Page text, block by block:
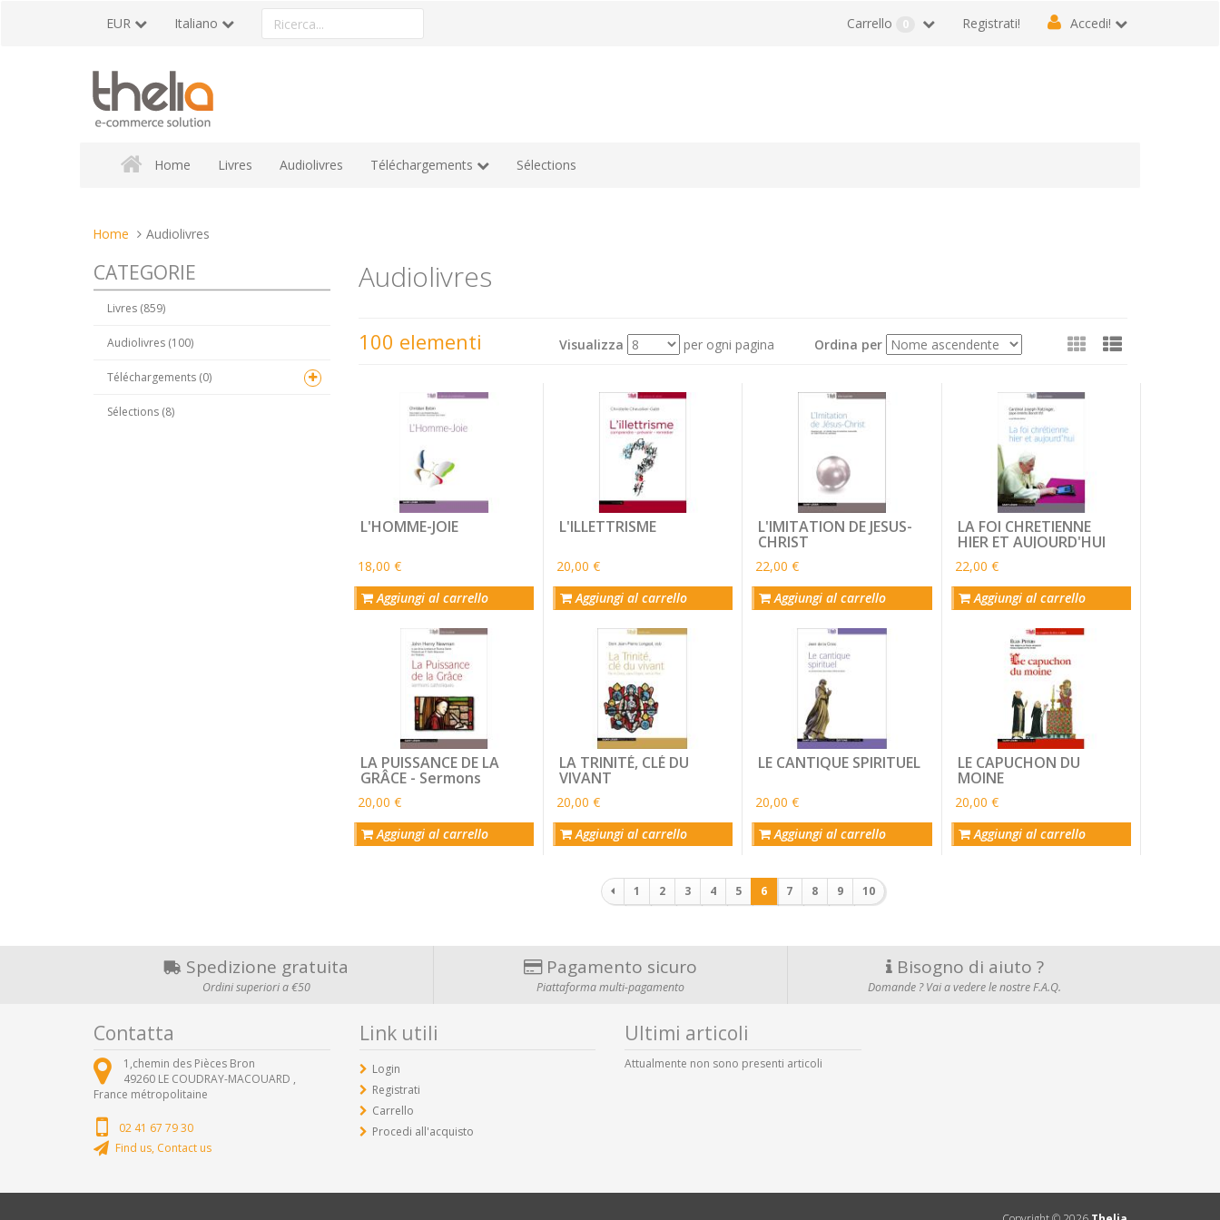
EUR Italiano
Ricerca
un
Registrati! Accedi!
Carrello 0
Home Livres Audiolivres Téléchargements Sélections
Tu
qui:
Home Audiolivres
Audiolivres
100 elementi Visualizza per ogni pagina Ordina per Mostra
L'HOMME-JOIE
18,00 €
Aggiungi al carrello
L'ILLETTRISME
20,00 €
Aggiungi al carrello
L'IMITATION DE JESUS-
CHRIST
22,00 €
Aggiungi al carrello
LA FOI CHRETIENNE
HIER ET AUJOURD'HUI
22,00 €
Aggiungi al carrello
LA PUISSANCE DE LA
GRÂCE - Sermons
catholiques
20,00 €
Aggiungi al carrello
LA TRINITÉ, CLÉ DU
VIVANT
20,00 €
Aggiungi al carrello
LE CANTIQUE SPIRITUEL
20,00 €
Aggiungi al carrello
LE CAPUCHON DU
MOINE
20,00 €
Aggiungi al carrello
Paginazione
1 2 3 4 5 6 7 8 9 10
CATEGORIE
Livres (859)
Audiolivres (100)
Téléchargements (0)
Sélections (8)
Spedizione gratuita
Ordini superiori a €50
Pagamento sicuro
Piattaforma multi-pagamento
Bisogno di aiuto ?
Domande ? Vai a vedere le nostre F.A.Q.
Contatta
1,chemin des Pièces Bron
49260 LE COUDRAY-MACOUARD ,
France métropolitaine
02 41 67 79 30
Find us, Contact us
Link utili
Login
Registrati
Carrello
Procedi all'acquisto
Ultimi articoli
Attualmente non sono presenti articoli